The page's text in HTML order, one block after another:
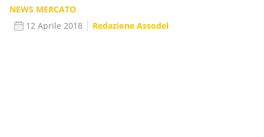
NEWS MERCATO
12 Aprile 2018
Redazione Assodel